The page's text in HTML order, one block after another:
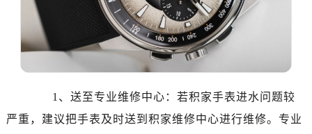
1、送至专业维修中心：若积家手表进水问题较
严重，建议把手表及时送到积家维修中心进行维修。专业